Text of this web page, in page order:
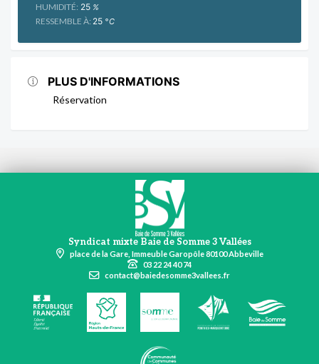
HUMIDITÉ: 25 %
RESSEMBLE À: 25 °C
PLUS D'INFORMATIONS
Réservation
Syndicat mixte Baie de Somme 3 Vallées
place de la Gare, Immeuble Garopôle 80100 Abbeville
03 22 24 40 74
contact@baiedesomme3vallees.fr